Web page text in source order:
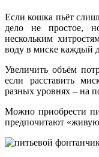
Если кошка пьёт
дело не простое,
нескольким
воду в миске каждый
Увеличить объём
если расставить
разных уровнях – на
Можно приобрести
предпочитают